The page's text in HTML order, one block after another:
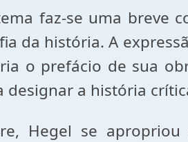
faz-se uma breve
da história. A
o prefácio de sua
designar a história
Hegel se